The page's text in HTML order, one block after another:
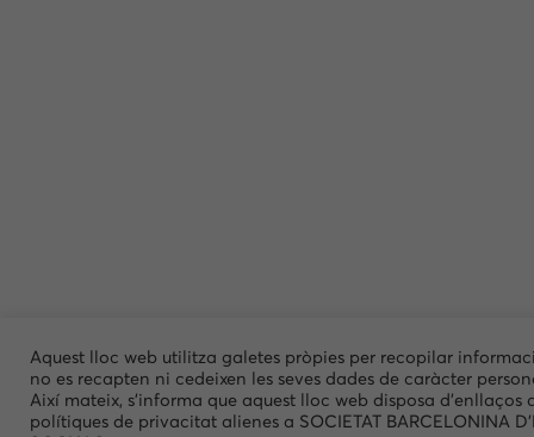
Aquest lloc web utilitza galetes pròpies per recopilar
no es recapten ni cedeixen les seves dades de caràcter
Així mateix, s'informa que aquest lloc web disposa d'enllaços
polítiques de privacitat alienes a SOCIETAT BARCELONINA